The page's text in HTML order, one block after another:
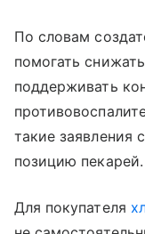
По словам
помогать
поддерживать
такие заявления
позицию пекарей.
Для покупателя